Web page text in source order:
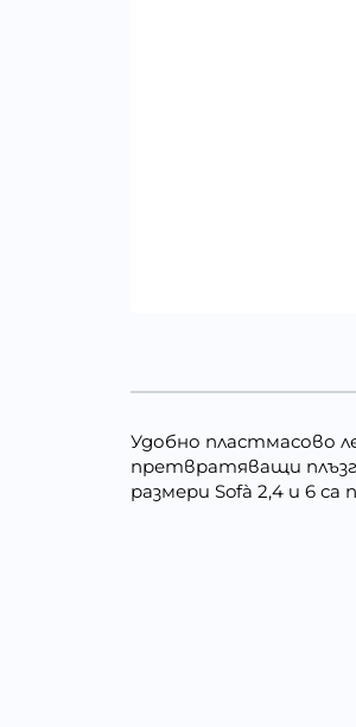
Удобно пластмасово
претвратяващи
размери Sofà 2,4 и 6